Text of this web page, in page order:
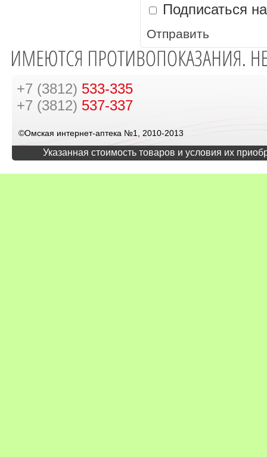
Подписаться
Отправить
+7 (3812) 533-335
+7 (3812) 537-337
©Омская интернет-аптека №1, 2010-2013
Указанная стоимость товаров и условия их